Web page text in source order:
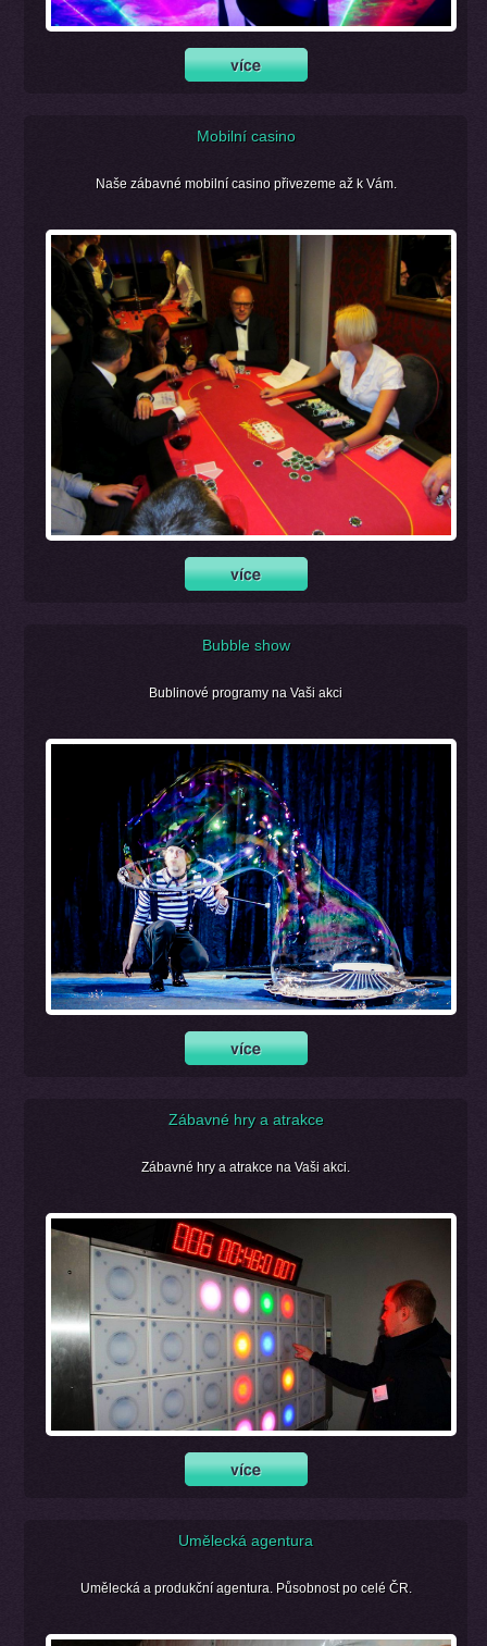
Mobilní casino
Naše zábavné mobilní casino přivezeme až k Vám.
Bubble show
Bublinové programy na Vaši akci
Zábavné hry a atrakce
Zábavné hry a atrakce na Vaši akci.
Umělecká agentura
Umělecká a produkční agentura. Působnost po celé ČR.